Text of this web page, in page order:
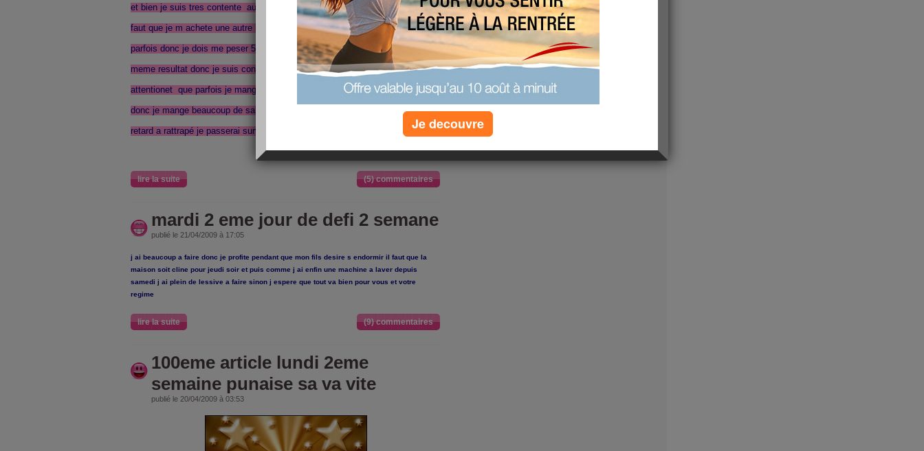
et bien je suis tres contente aujourd hui je pese 72kg et
faut que je m achete une autre balance celle la se deregle
parfois donc je dois me peser 5 fois avant d avoir le
meme resultat donc je suis contente car j ai fait
attentionet que parfois je mangeais mais j avais pas faim
donc je mange beaucoup de salade voila bon j ai du
retard a rattrapé je passerai survos blog des que je pourrais
lire la suite (5) commentaires
mardi 2 eme jour de defi 2 semane
publié le 21/04/2009 à 17:05
j ai beaucoup a faire donc je profite pendant que mon fils desire s endormir il faut que la
maison soit cline pour jeudi soir et puis comme j ai enfin une machine a laver depuis
samedi j ai plein de lessive a faire sinon j espere que tout va bien pour vous et votre
regime
lire la suite (9) commentaires
100eme article lundi 2eme
semaine punaise sa va vite
publié le 20/04/2009 à 03:53
Je decouvre